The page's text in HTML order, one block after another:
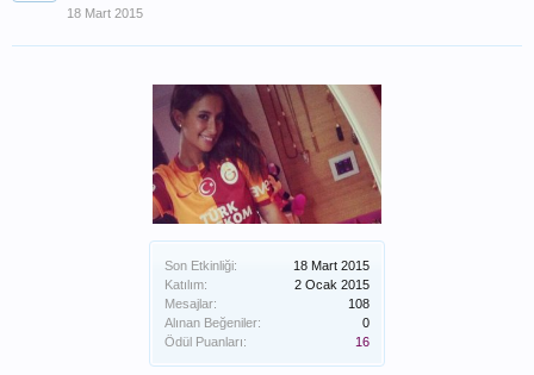
Son Etkinliği:
18 Mart 2015
Katılım:
2 Ocak 2015
Mesajlar:
108
Alınan Beğeniler:
0
Ödül Puanları:
16
18 Mart 2015